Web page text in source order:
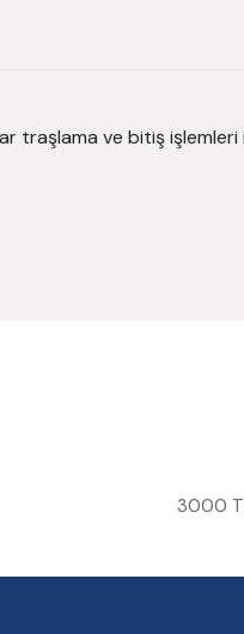
traşlama ve bitiş işlemleri
3000